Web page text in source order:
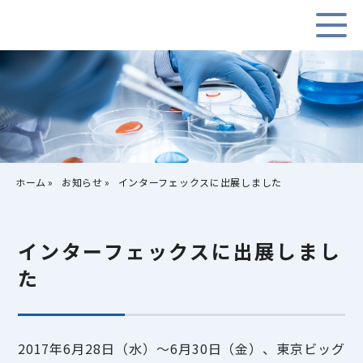
ホーム お知らせ インターフェックスに出展しました
インターフェックスに出展しまし
た
2017年6月28日（水）～6月30日（金）、東京ビッグ